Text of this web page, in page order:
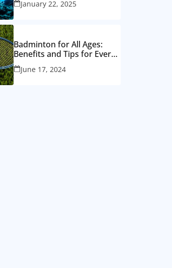
Laut yang Tersembunyi
January 22, 2025
Badminton for All Ages:
Benefits and Tips for Every
Generation
June 17, 2024